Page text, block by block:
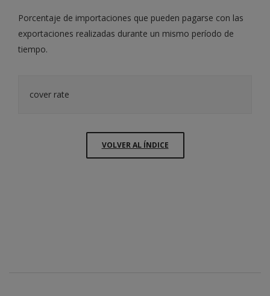
Porcentaje de importaciones que pueden pagarse con las
exportaciones realizadas durante un mismo período de
tiempo.
cover rate
VOLVER AL ÍNDICE